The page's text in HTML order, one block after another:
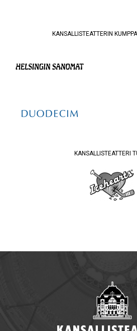
KANSALLISTEATTERIN
KANSALLISTEATTERI